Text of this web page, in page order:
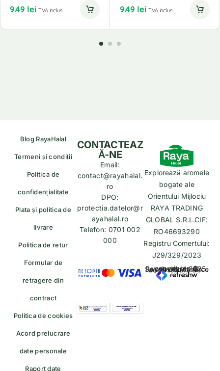
9.49 lei TVA inclus 9.49 lei TVA inclus
Blog RayaHalal
Termeni și condiții
Politica de
confidențialitate
Plata și politica de
livrare
Politica de retur
Formular de
retragere din
contract
Politica de cookies
Acord prelucrare
date personale
Raport date
Explorează aromele
bogate ale
Orientului Mijlociu
RAYA TRADING
GLOBAL S.R.L.CIF:
RO46693290
Registru Comertului:
J29/329/2023
copyrights © Rayahalal.ro 2025. Soluție eCommerce administrată de
CONTACTEAZ
Ă-NE
Email:
contact@rayahalal.
ro
DPO:
protectia.datelor@r
ayahalal.ro
Telefon: 0701 002
000